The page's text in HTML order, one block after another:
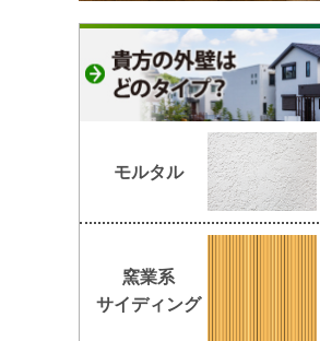
モルタル
窯業系
サイディング